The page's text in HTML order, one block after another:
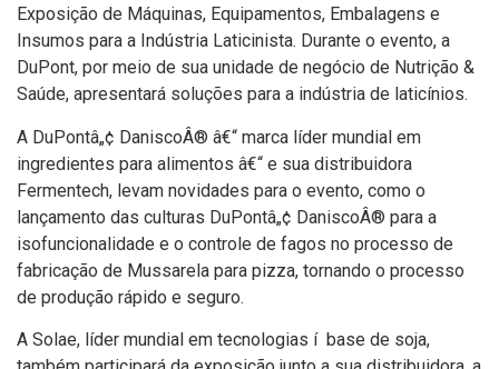
Exposição de Máquinas, Equipamentos, Embalagens e
Insumos para a Indústria Laticinista. Durante o evento, a
DuPont, por meio de sua unidade de negócio de Nutrição &
Saúde, apresentará soluções para a indústria de laticí­nios.
A DuPontâ„¢ DaniscoÂ® â€“ marca lí­der mundial em
ingredientes para alimentos â€“ e sua distribuidora
Fermentech, levam novidades para o evento, como o
lançamento das culturas DuPontâ„¢ DaniscoÂ® para a
isofuncionalidade e o controle de fagos no processo de
fabricação de Mussarela para pizza, tornando o processo
de produção rápido e seguro.
A Solae, lí­der mundial em tecnologias í base de soja,